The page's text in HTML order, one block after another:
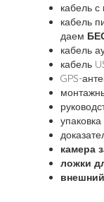
кабель
кабель
даем
кабель
кабель
GPS-
упаковка
камера
ложки